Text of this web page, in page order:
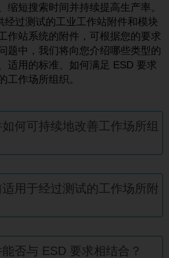
缩短搜索时间并持续提高生产率。
经过测试的工业工作站附件和模块
作站系统的附件，可根据您的要求
题中，我们将向您介绍哪些类型的
适用的标准、如何满足 ESD 要求
工作场所组织。
何可持续地改善工作场所组
用于经过测试的工作场所附
否与 ESD 要求相结合？